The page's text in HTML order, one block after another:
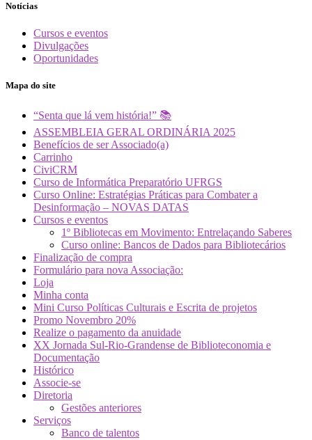
Notícias
Cursos e eventos
Divulgações
Oportunidades
Mapa do site
“Senta que lá vem história!” 📚
ASSEMBLEIA GERAL ORDINÁRIA 2025
Benefícios de ser Associado(a)
Carrinho
CiviCRM
Curso de Informática Preparatório UFRGS
Curso Online: Estratégias Práticas para Combater a
Desinformação – NOVAS DATAS
Cursos e eventos
1º Bibliotecas em Movimento: Entrelaçando Saberes
Curso online: Bancos de Dados para Bibliotecários
Finalização de compra
Formulário para nova Associação:
Loja
Minha conta
Mini Curso Políticas Culturais e Escrita de projetos
Promo Novembro 20%
Realize o pagamento da anuidade
XX Jornada Sul-Rio-Grandense de Biblioteconomia e
Documentação
Histórico
Associe-se
Diretoria
Gestões anteriores
Serviços
Banco de talentos